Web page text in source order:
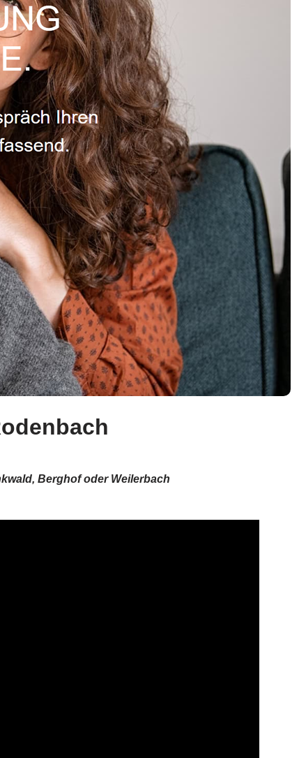
Berghof oder Weilerbach